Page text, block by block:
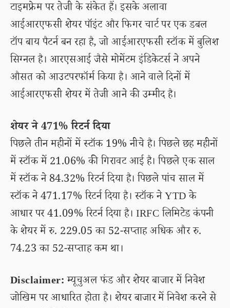
टाइमफ्रेम पर तेजी के संकेत हैं। इसके अलावा
आईआरएफसी शेयर पॉइंट और फिगर चार्ट पर एक डबल
टॉप बाय पैटर्न बन रहा है, जो आईआरएफसी स्टॉक में बुलिश
सिग्नल है। आरएसआई जैसे मोमेंटम इंडिकेटर्स ने अपने
औसत को आउटपरफॉर्म किया है। आने वाले दिनों में
आईआरएफसी शेयर में तेजी आने की उम्मीद है।
शेयर ने 471% रिटर्न दिया
पिछले तीन महीनों में स्टॉक 19% नीचे है। पिछले छह महीनों
में स्टॉक में 21.06% की गिरावट आई है। पिछले एक साल
में स्टॉक ने 84.32% रिटर्न दिया है। पिछले पांच साल में
स्टॉक ने 471.17% रिटर्न दिया है। स्टॉक ने YTD के
आधार पर 41.09% रिटर्न दिया है। IRFC लिमिटेड कंपनी
के शेयर में रु. 229.05 का 52-सप्ताह अधिक और रु.
74.23 का 52-सप्ताह कम था।
Disclaimer:म्यूचुअल फंड और शेयर बाजार में निवेश
जोखिम पर आधारित होता है। शेयर बाजार में निवेश करने से